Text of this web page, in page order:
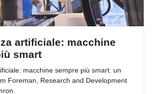
artificiale: macchine
smart
macchine sempre più smart: un
Foreman, Research and Development